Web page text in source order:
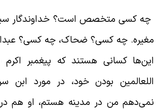
کسی متخصص است؟ خداوندگار
چه کسی؟ ضحاک، چه کسی؟
کسانی هستند که پیغمبر اکرم
بودن خود، در مورد ابن
من در مدینه هستم، او هم در